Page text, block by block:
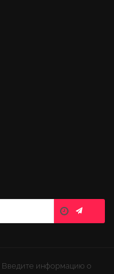
Введите информацию о